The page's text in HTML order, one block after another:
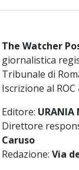
The Watcher
giornalistica
Tribunale di
Iscrizione al ROC
Editore: URANIA
Direttore
Caruso
Redazione: Via